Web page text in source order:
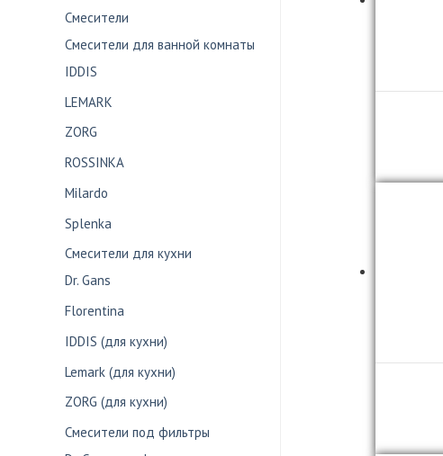
Смесители
Смесители для ванной комнаты
IDDIS
LEMARK
ZORG
ROSSINKA
Milardo
Splenka
Смесители для кухни
Dr. Gans
Florentina
IDDIS (для кухни)
Lemark (для кухни)
ZORG (для кухни)
Смесители под фильтры